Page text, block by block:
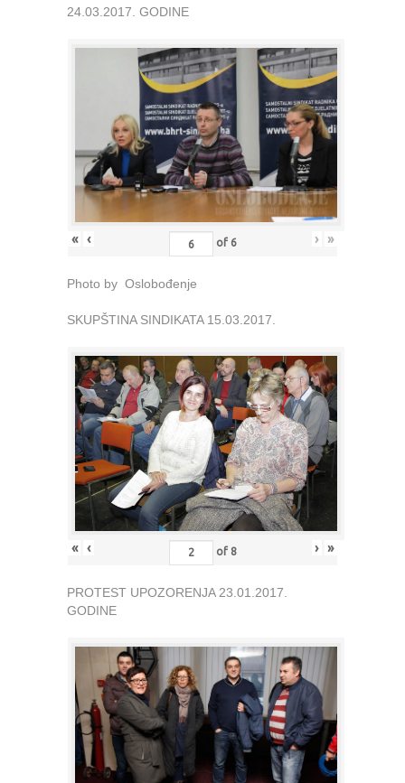
24.03.2017. GODINE
« ‹ of 6 › »
Photo by Oslobođenje
SKUPŠTINA SINDIKATA 15.03.2017.
« ‹ of 8 › »
PROTEST UPOZORENJA 23.01.2017.
GODINE